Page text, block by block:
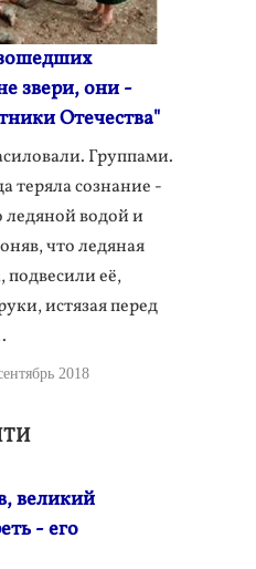
звери, они -
Отечества"
Группами.
теряла сознание -
ледяной водой и
что ледяная
подвесили её,
истязая перед
2018
великий
- его